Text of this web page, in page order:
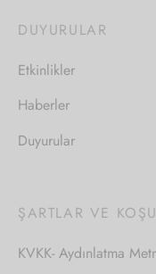
DUYURULAR
Etkinlikler
Haberler
Duyurular
ŞARTLAR VE
KVKK- Aydınlatma